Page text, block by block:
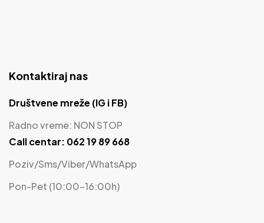
Kontaktiraj nas
Društvene mreže (IG i FB)
Radno vreme: NON STOP
Call centar: 062 19 89 668
Poziv/Sms/Viber/WhatsApp
Pon-Pet (10:00-16:00h)